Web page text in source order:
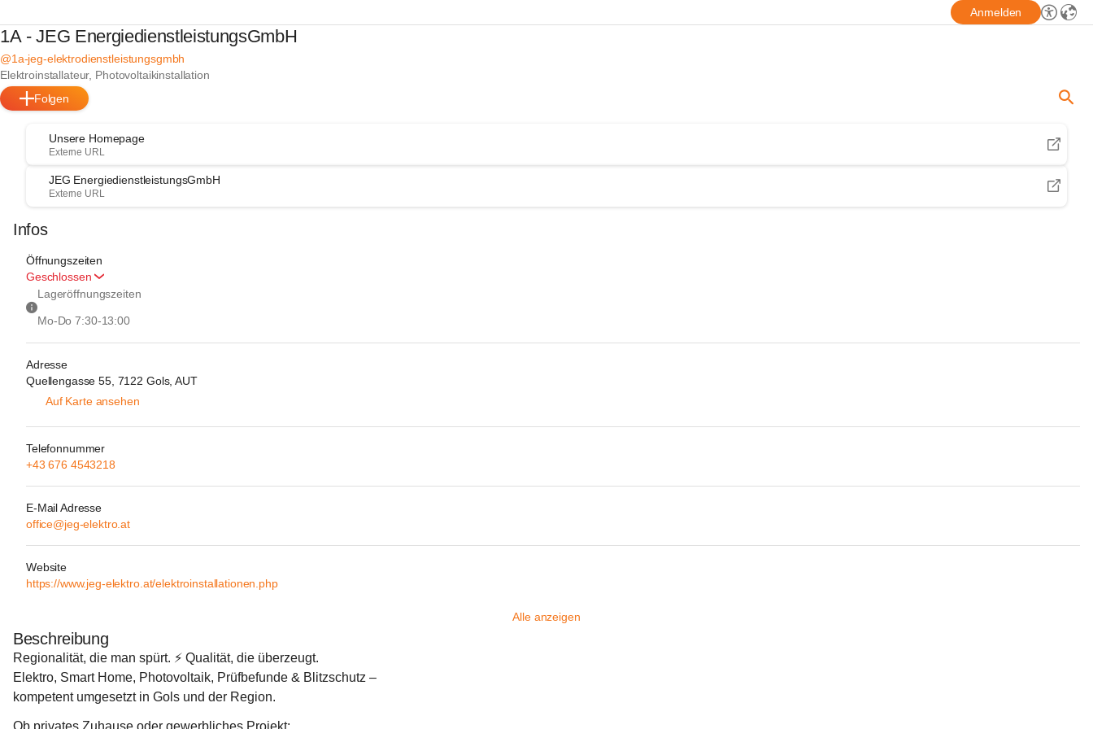
Anmelden
1A - JEG EnergiedienstleistungsGmbH
@1a-jeg-elektrodienstleistungsgmbh
Elektroinstallateur, Photovoltaikinstallation
Folgen
Unsere Homepage
Externe URL
JEG EnergiedienstleistungsGmbH
Externe URL
Infos
Öffnungszeiten
Geschlossen
Mo-Do 7:30-13:00
Adresse
Quellengasse 55, 7122 Gols, AUT
Auf Karte ansehen
Telefonnummer
+43 676 4543218
E-Mail Adresse
office@jeg-elektro.at
Website
https://www.jeg-elektro.at/elektroinstallationen.php
Alle anzeigen
Beschreibung
Regionalität, die man spürt. ⚡ Qualität, die überzeugt.
Elektro, Smart Home, Photovoltaik, Prüfbefunde & Blitzschutz –
kompetent umgesetzt in Gols und der Region.
Ob privates Zuhause oder gewerbliches Projekt: